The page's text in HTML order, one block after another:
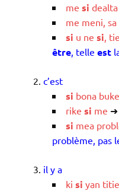
me si dealta
me meni sa
si u ne si tie
être , telle est
c’est
si bona buke
rike si me ➜
si mea
problème, pas
il y a
ki si yan